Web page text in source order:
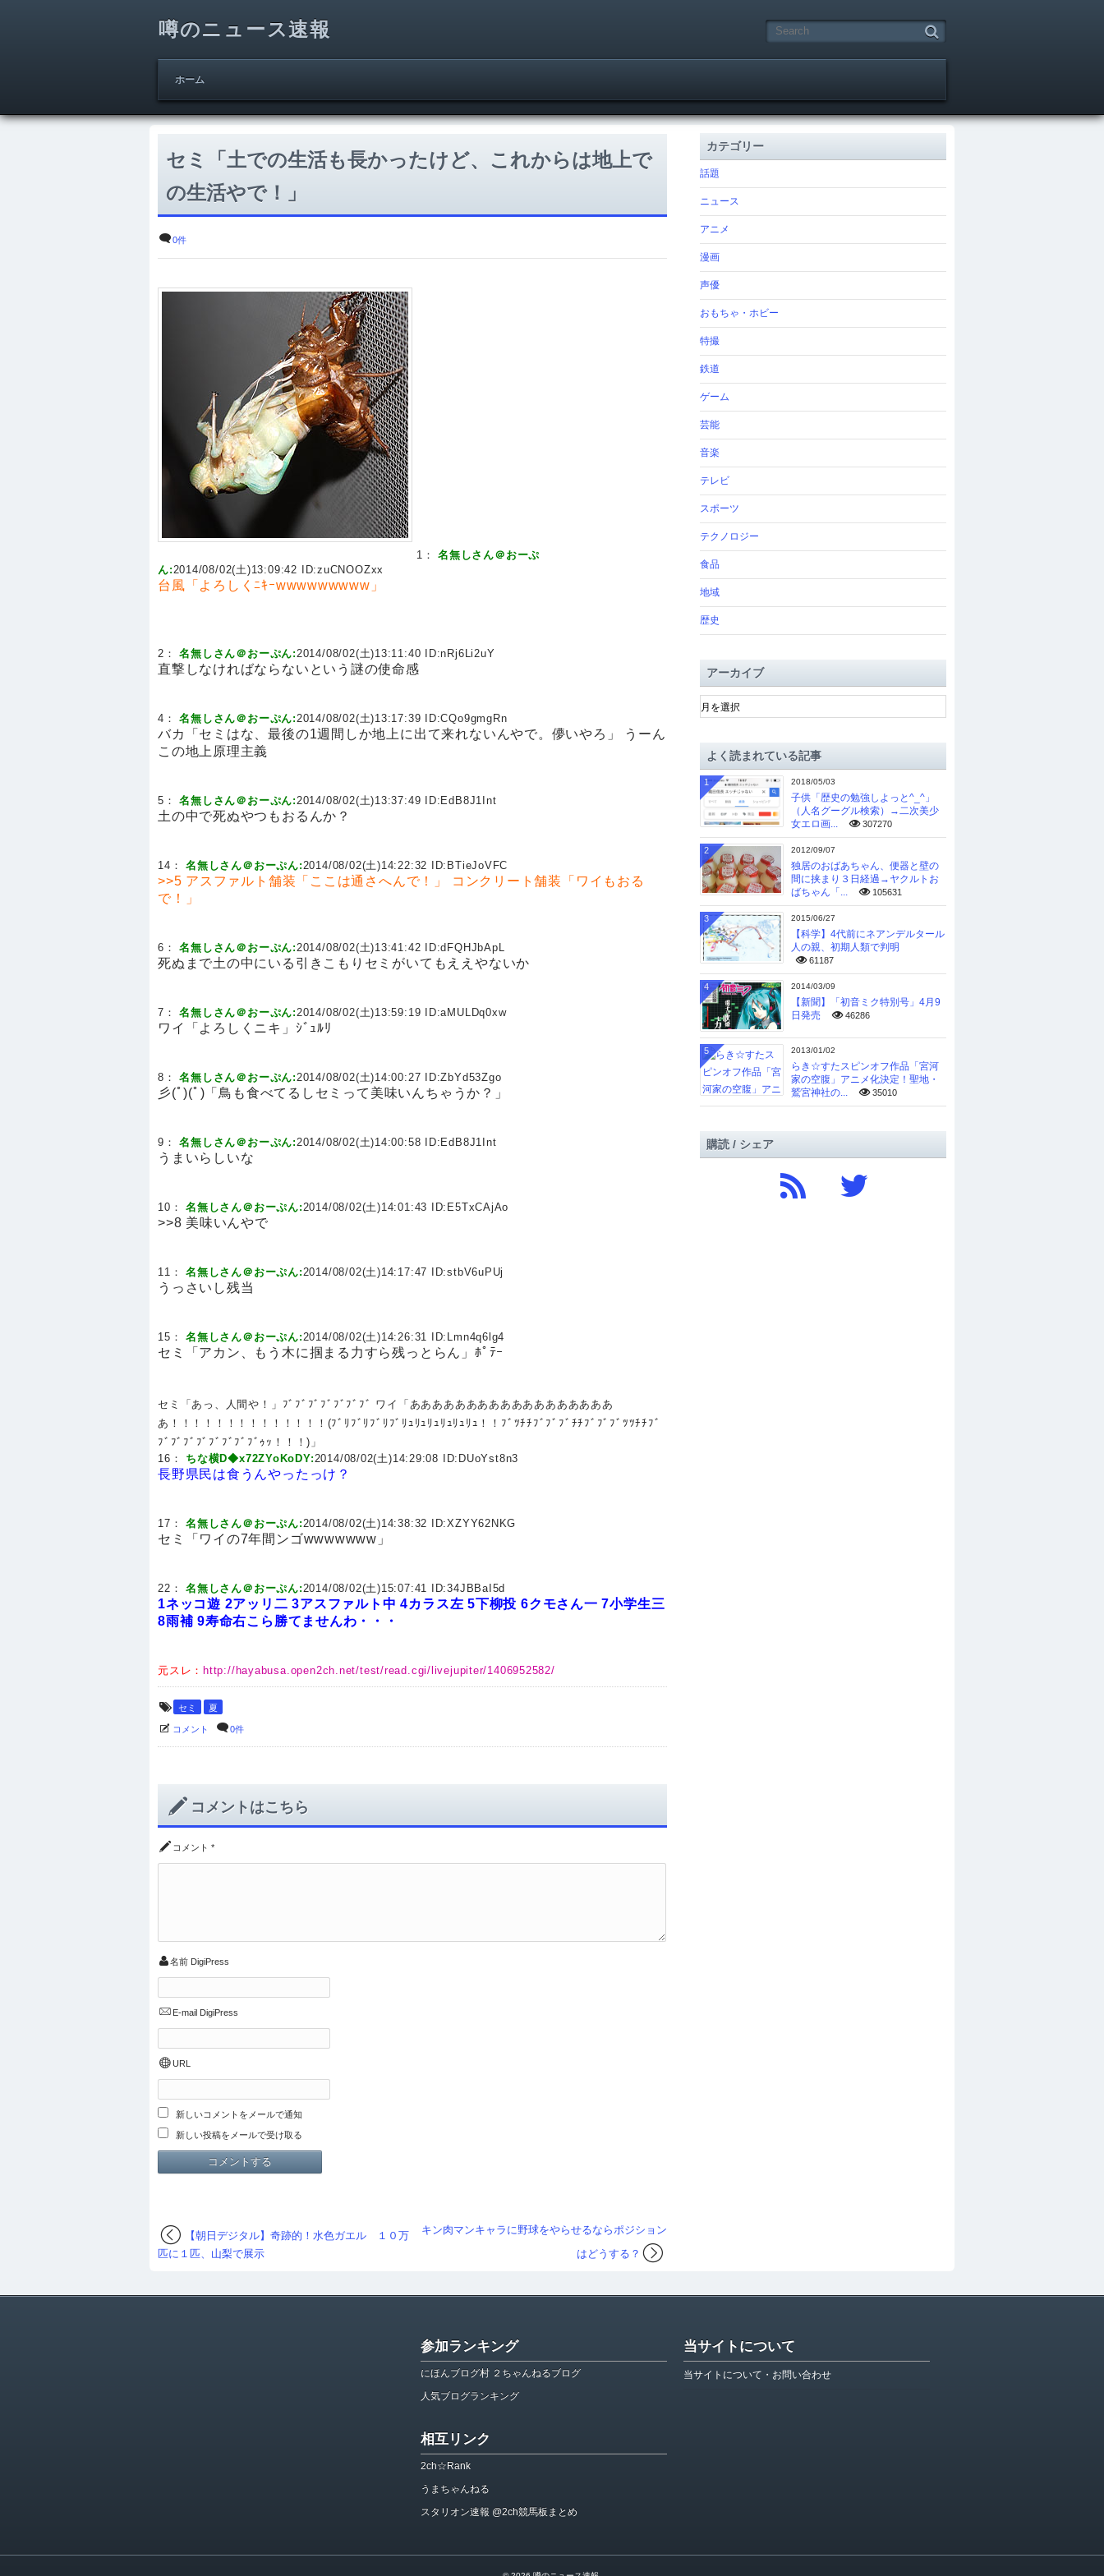
噂のニュース速報
ホーム
セミ「土での生活も長かったけど、これからは地上で
の生活やで！」
0件
1：名無しさん＠おーぷ
ん:2014/08/02(土)13:09:42 ID:zuCNOOZxx
台風「よろしくﾆｷｰwwwwwwwww」
2：名無しさん＠おーぷん:2014/08/02(土)13:11:40 ID:nRj6Li2uY
直撃しなければならないという謎の使命感
4：名無しさん＠おーぷん:2014/08/02(土)13:17:39 ID:CQo9gmgRn
バカ「セミはな、最後の1週間しか地上に出て来れないんやで。儚いやろ」 うーん
この地上原理主義
5：名無しさん＠おーぷん:2014/08/02(土)13:37:49 ID: EdB8J1Int
土の中で死ぬやつもおるんか？
14：名無しさん＠おーぷん:2014/08/02(土)14:22:32 ID: BTieJoVFC
>>5 アスファルト舗装「ここは通さへんで！」
コンクリート舗装「ワイもおる
で！」
6：名無しさん＠おーぷん:2014/08/02(土)13:41:42 ID:dFQHJbApL
死ぬまで土の中にいる引きこもりセミがいてもええやないか
7：名無しさん＠おーぷん:2014/08/02(土)13:59:19 ID:aMULDq0xw
ワイ「よろしくニキ」ｼﾞｭﾙﾘ
8：名無しさん＠おーぷん:2014/08/02(土)14:00:27 ID:ZbYd53Zgo
彡(ﾟ)(ﾟ)「鳥も食べてるしセミって美味いんちゃうか？」
9：名無しさん＠おーぷん:2014/08/02(土)14:00:58 ID: EdB8J1Int
うまいらしいな
10：名無しさん＠おーぷん:2014/08/02(土)14:01:43 ID: E5TxCAjAo
>>8 美味いんやで
11：名無しさん＠おーぷん:2014/08/02(土)14:17:47 ID:stbV6uPUj
うっさいし残当
15：名無しさん＠おーぷん:2014/08/02(土)14:26:31 ID: Lmn4q6lg4
セミ「アカン、もう木に掴まる力すら残っとらん」ﾎﾟﾃｰ
セミ「あっ、人間や！」ﾌﾞﾌﾞﾌﾞﾌﾞﾌﾞﾌﾞﾌﾞ ワイ「ああああああああああああああああああ
あ！！！！！！！！！！！！！！(ﾌﾞﾘﾌﾞﾘﾌﾞﾘﾌﾞﾘｭﾘｭﾘｭﾘｭﾘｭﾘｭ！！ﾌﾞﾂﾁﾁﾌﾞﾌﾞﾌﾞﾁﾁﾌﾞﾌﾞﾌﾞﾂﾂﾁﾁﾌﾞ
ﾌﾞﾌﾞﾌﾞﾌﾞﾌﾞﾌﾞﾌﾞﾌﾞｩｯ！！！)」
16： ちな横D◆x72ZYoKoDY:2014/08/02(土)14:29:08 ID: DUoYst8n3
長野県民は食うんやったっけ？
17：名無しさん＠おーぷん:2014/08/02(土)14:38:32 ID:XZYY62NKG
セミ「ワイの7年間ンゴwwwwwww」
22：名無しさん＠おーぷん:2014/08/02(土)15:07:41 ID:34JBBaI5d
1ネッコ遊 2アッリ二 3アスファルト中 4カラス左 5下柳投 6クモさん一 7小学生三
8雨補 9寿命右こら勝てませんわ・・・
元スレ： http://hayabusa.open2ch.net/test/read.cgi/livejupiter/1406952582/
セミ 夏
コメント 0件
コメントはこちら
コメント *
名前 DigiPress
E-mail DigiPress
URL
新しいコメントをメールで通知
新しい投稿をメールで受け取る
キン肉マンキャラに野球をやらせるならポジション
はどうする？
【朝日デジタル】奇跡的！水色ガエル １０万
匹に１匹、山梨で展示
カテゴリー
話題
ニュース
アニメ
漫画
声優
おもちゃ・ホビー
特撮
鉄道
ゲーム
芸能
音楽
テレビ
スポーツ
テクノロジー
食品
地域
歴史
アーカイブ
ア
ー
ブよく読まれている記事
2018/05/03
子供「歴史の勉強しよっと^_^」
（人名グーグル検索）→二次美少
女エロ画...
307270
1
2012/09/07
独居のおばあちゃん、便器と壁の
間に挟まり３日経過→ヤクルトお
ばちゃん「...
105631
2
2015/06/27
【科学】4代前にネアンデルタール
人の親、初期人類で判明
61187
3
2014/03/09
【新聞】「初音ミク特別号」4月9
日発売
46286
4
2013/01/02
らき☆すたスピンオフ作品「宮河
家の空腹」アニメ化決定！聖地・
鷲宮神社の...
35010
5
購読 / シェア
参加ランキング
にほんブログ村 ２ちゃんねるブログ
人気ブログランキング
相互リンク
2ch☆Rank
うまちゃんねる
スタリオン速報 @2ch競馬板まとめ
当サイトについて
当サイトについて・お問い合わせ